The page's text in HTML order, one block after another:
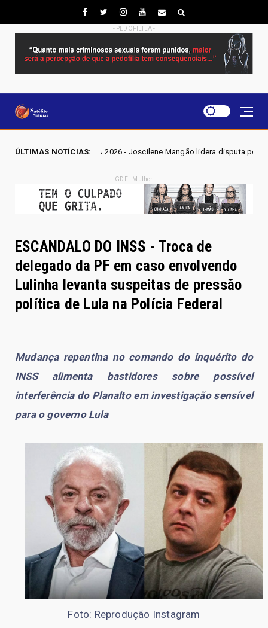
- PEDOFILILA -
ÚLTIMAS NOTÍCIAS:
GO 2026 - Joscilene Mangão lidera disputa por vaga na Alego em Novo
- GDF - Mulher -
ESCANDALO DO INSS - Troca de
delegado da PF em caso envolvendo
Lulinha levanta suspeitas de pressão
política de Lula na Polícia Federal
Mudança repentina no comando do inquérito do
INSS alimenta bastidores sobre possível
interferência do Planalto em investigação sensível
para o governo Lula
Foto: Reprodução Instagram